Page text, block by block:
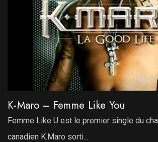
K-Maro – Femme Like You
Femme Like U est le premier single du
canadien K.Maro sorti...